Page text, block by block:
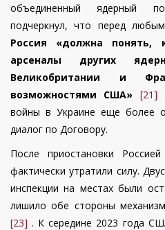
объединенный ядерный
подчеркнул, что перед
Россия «должна понять,
арсеналы других
Великобритании и
возможностями США» [21]
войны в Украине еще более
диалог по Договору.
После приостановки
фактически утратили силу.
инспекции на местах были
лишило обе стороны
[23] . К середине 2023 года